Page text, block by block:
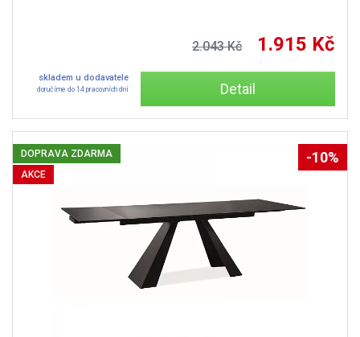
2.043 Kč 1.915 Kč
skladem u dodavatele
doručíme do 14 pracovních dní Detail
DOPRAVA ZDARMA
AKCE
-10%